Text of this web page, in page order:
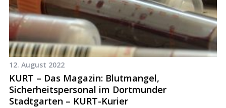
12. August 2022
KURT – Das Magazin: Blutmangel,
Sicherheitspersonal im Dortmunder
Stadtgarten – KURT-Kurier